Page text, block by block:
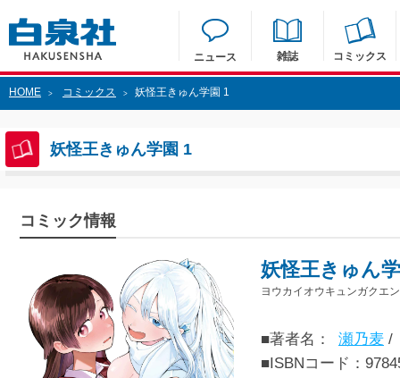
ニュース 雑誌 コミックス
HOME > コミックス > 妖怪王きゅん学園 1
妖怪王きゅん学園 1
コミック情報
妖怪王きゅん
ヨウカイオウキュンガクエ
■著者名： 瀬乃麦 /
■ISBNコード：